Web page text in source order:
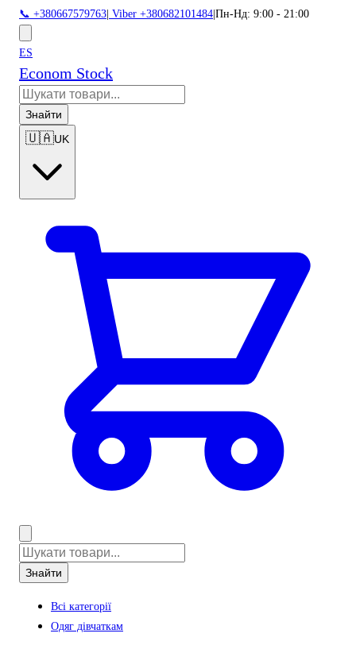
📞 +380667579763 Viber +380682101484 Пн-Нд: 9:00 - 21:00
ES
Econom Stock
Знайти
🇺🇦UK
Знайти
Всі категорії
Одяг дівчаткам